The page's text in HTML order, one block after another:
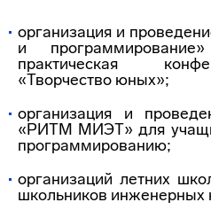
организация и
и
практическая
«Творчество юных»;
организация и
«РИТМ МИЭТ» для
программированию;
организаций летних
школьников инженерных